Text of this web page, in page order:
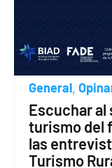
General,
Escuchar
turismo del
las
Turismo